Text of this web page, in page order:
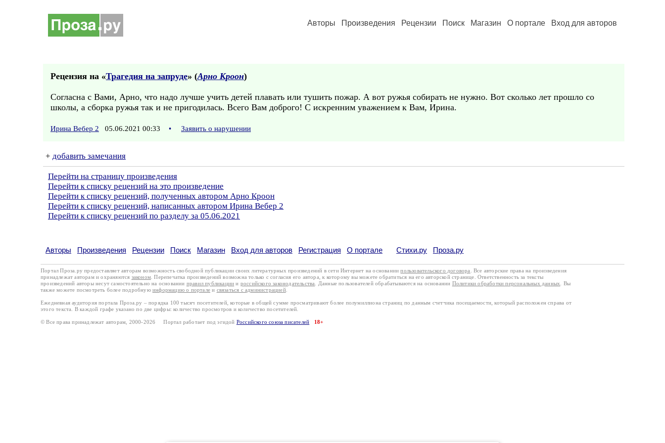
Авторы Произведения Рецензии Поиск Магазин О портале Вход для авторов
Рецензия на «Трагедия на запруде» (Арно Кроон)
Согласна с Вами, Арно, что надо лучше учить детей плавать или тушить пожар. А вот ружья собирать не нужно. Вот сколько лет прошло со
школы, а сборка ружья так и не пригодилась. Всего Вам доброго! С искренним уважением к Вам, Ирина.
Ирина Вебер 2 05.06.2021 00:33 • Заявить о нарушении
+ добавить замечания
Перейти на страницу произведения
Перейти к списку рецензий на это произведение
Перейти к списку рецензий, полученных автором Арно Кроон
Перейти к списку рецензий, написанных автором Ирина Вебер 2
Перейти к списку рецензий по разделу за 05.06.2021
Авторы Произведения Рецензии Поиск Магазин Вход для авторов Регистрация О портале Стихи.ру Проза.ру
Портал Проза.ру предоставляет авторам возможность свободной публикации своих литературных произведений в сети Интернет на основаниипользовательского договора
. Все авторские права на произведения
принадлежат авторам и охраняются законом . Перепечатка произведений возможна только с согласия его автора, к которому вы можете обратиться на его авторской странице. Ответственность за тексты
произведений авторы несут самостоятельно на основании правил публикации и российского законодательства . Данные пользователей обрабатываются на основании Политики обработки персональных данных
. Вы
также можете посмотреть более подробную информацию о портале и связаться с администрацией.
Ежедневная аудитория портала Проза.ру – порядка 100 тысяч посетителей, которые в общей сумме просматривают более полумиллиона страниц по данным счетчика посещаемости, который расположен справа от
этого текста. В каждой графе указано по две цифры: количество просмотров и количество посетителей.
© Все права принадлежат авторам, 2000-2026 Портал работает под эгидой Российского союза писателей 18+